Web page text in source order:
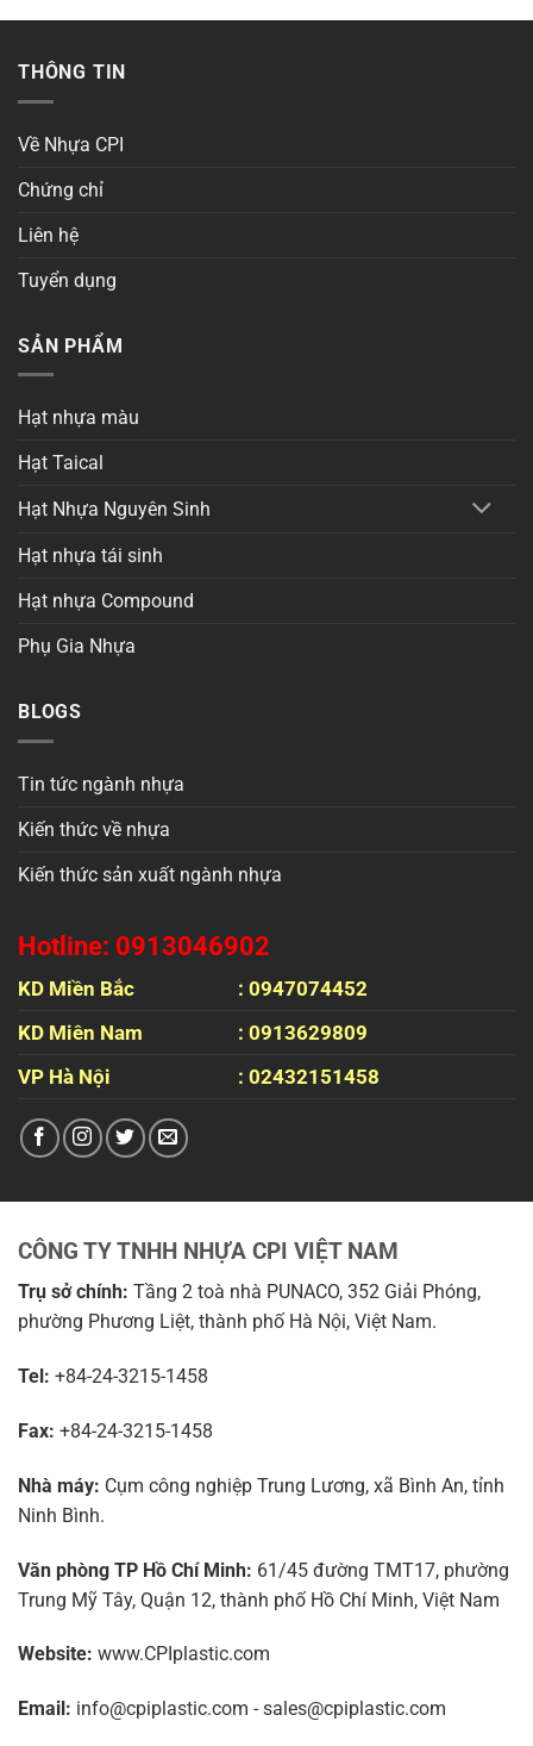
THÔNG TIN
Về Nhựa CPI
Chứng chỉ
Liên hệ
Tuyển dụng
SẢN PHẨM
Hạt nhựa màu
Hạt Taical
Hạt Nhựa Nguyên Sinh
Hạt nhựa tái sinh
Hạt nhựa Compound
Phụ Gia Nhựa
BLOGS
Tin tức ngành nhựa
Kiến thức về nhựa
Kiến thức sản xuất ngành nhựa
Hotline: 0913046902
KD Miền Bắc
: 0947074452
KD Miên Nam
: 0913629809
VP Hà Nội
: 02432151458
CÔNG TY TNHH NHỰA CPI VIỆT NAM
Trụ sở chính: Tầng 2 toà nhà PUNACO, 352 Giải Phóng,
phường Phương Liệt, thành phố Hà Nội, Việt Nam.
Tel: +84-24-3215-1458
Fax: +84-24-3215-1458
Nhà máy: Cụm công nghiệp Trung Lương, xã Bình An, tỉnh
Ninh Bình.
Văn phòng TP Hồ Chí Minh: 61/45 đường TMT17, phường
Trung Mỹ Tây, Quận 12, thành phố Hồ Chí Minh, Việt Nam
Website: www.CPIplastic.com
Email: info@cpiplastic.com - sales@cpiplastic.com